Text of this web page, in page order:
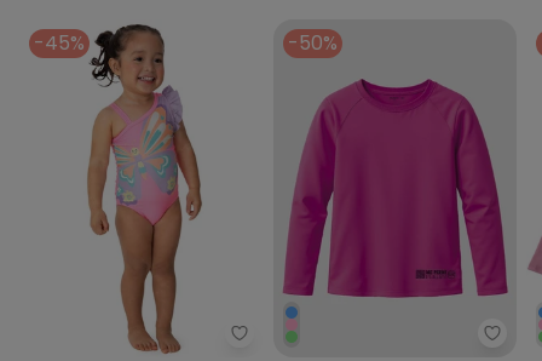
-45%
Malwee Kids - Maiô Borboleta
-50%